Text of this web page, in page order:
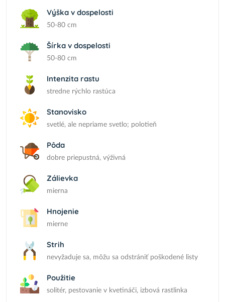
Výška v dospelosti
50-80 cm
Šírka v dospelosti
50-80 cm
Intenzita rastu
stredne rýchlo rastúca
Stanovisko
svetlé, ale nepriame svetlo; polotieň
Pôda
dobre priepustná, výživná
Zálievka
mierna
Hnojenie
mierne
Strih
nevyžaduje sa, môžu sa odstrániť poškodené listy
Použitie
solitér, pestovanie v kvetináči, izbová rastlinka